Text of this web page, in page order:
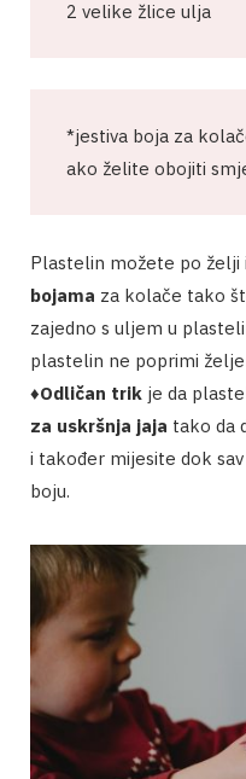
2 velike žlice ulja
*jestiva boja za
ako želite obojiti
Plastelin možete po želji i
bojama za kolače tako
zajedno s uljem u
plastelin ne poprimi
♦️Odličan trik je da
za uskršnja jaja tako da
i također mijesite dok
boju.